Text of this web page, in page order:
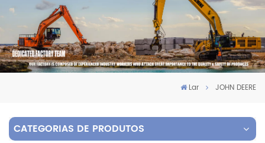
Lar JOHN DEERE
CATEGORIAS DE PRODUTOS